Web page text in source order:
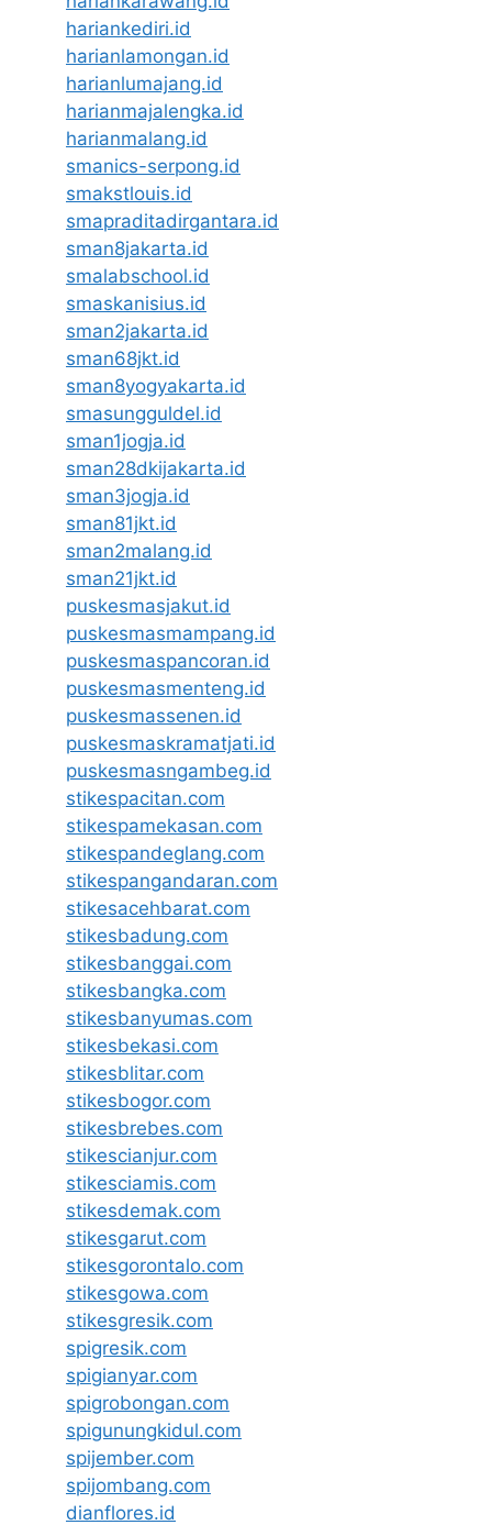
hariankediri.id
harianlamongan.id
harianlumajang.id
harianmajalengka.id
harianmalang.id
smanics-serpong.id
smakstlouis.id
smapraditadirgantara.id
sman8jakarta.id
smalabschool.id
smaskanisius.id
sman2jakarta.id
sman68jkt.id
sman8yogyakarta.id
smasungguldel.id
sman1jogja.id
sman28dkijakarta.id
sman3jogja.id
sman81jkt.id
sman2malang.id
sman21jkt.id
puskesmasjakut.id
puskesmasmampang.id
puskesmaspancoran.id
puskesmasmenteng.id
puskesmassenen.id
puskesmaskramatjati.id
puskesmasngambeg.id
stikespacitan.com
stikespamekasan.com
stikespandeglang.com
stikespangandaran.com
stikesacehbarat.com
stikesbadung.com
stikesbanggai.com
stikesbangka.com
stikesbanyumas.com
stikesbekasi.com
stikesblitar.com
stikesbogor.com
stikesbrebes.com
stikescianjur.com
stikesciamis.com
stikesdemak.com
stikesgarut.com
stikesgorontalo.com
stikesgowa.com
stikesgresik.com
spigresik.com
spigianyar.com
spigrobongan.com
spigunungkidul.com
spijember.com
spijombang.com
dianflores.id